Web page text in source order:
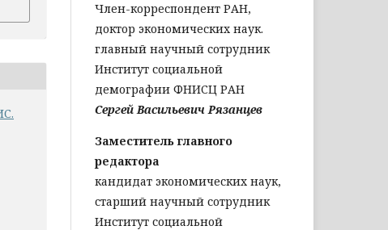
Член-корреспондент РАН,
доктор экономических наук.
главный научный сотрудник
Институт социальной
демографии ФНИСЦ РАН
Сергей Васильевич Рязанцев
Заместитель главного
редактора
кандидат экономических наук,
старший научный сотрудник
Институт социальной